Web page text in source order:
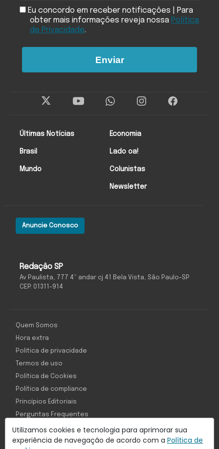
Utilizamos cookies e tecnologia para aprimorar sua
experiência de navegação de acordo com a Política de
Redação SP
Av Paulista, 777 4º andar cj 41 Bela Vista, São Paulo-SP
CEP: 01311-914
Anuncie Conosco
Últimas Notícias
Brasil
Mundo
Economia
Lado oa!
Colunistas
Newsletter
Eu concordo em receber notificações | Para
obter mais informações reveja nossa Política
de Privacidade.
Enviar
Quem Somos
Hora extra
Política de privacidade
Termos de uso
Política de Cookies
Política de compliance
Princípios Editoriais
Perguntas Frequentes